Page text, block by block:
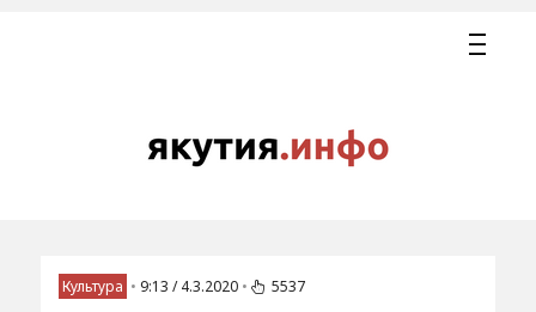
Культура • 9:13 / 4.3.2020 • 5537